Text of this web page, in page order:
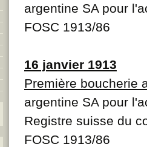
argentine SA pour
FOSC 1913/86
16 janvier 1913
Première boucherie
argentine SA pour
Registre suisse du
FOSC 1913/86